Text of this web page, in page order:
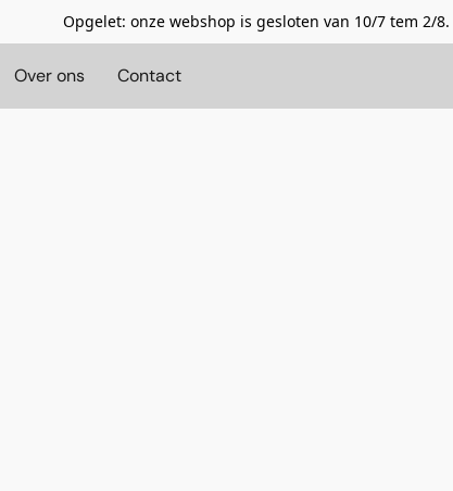
Opgelet: onze webshop is gesloten van 10/7 tem 2/
Over ons Contact